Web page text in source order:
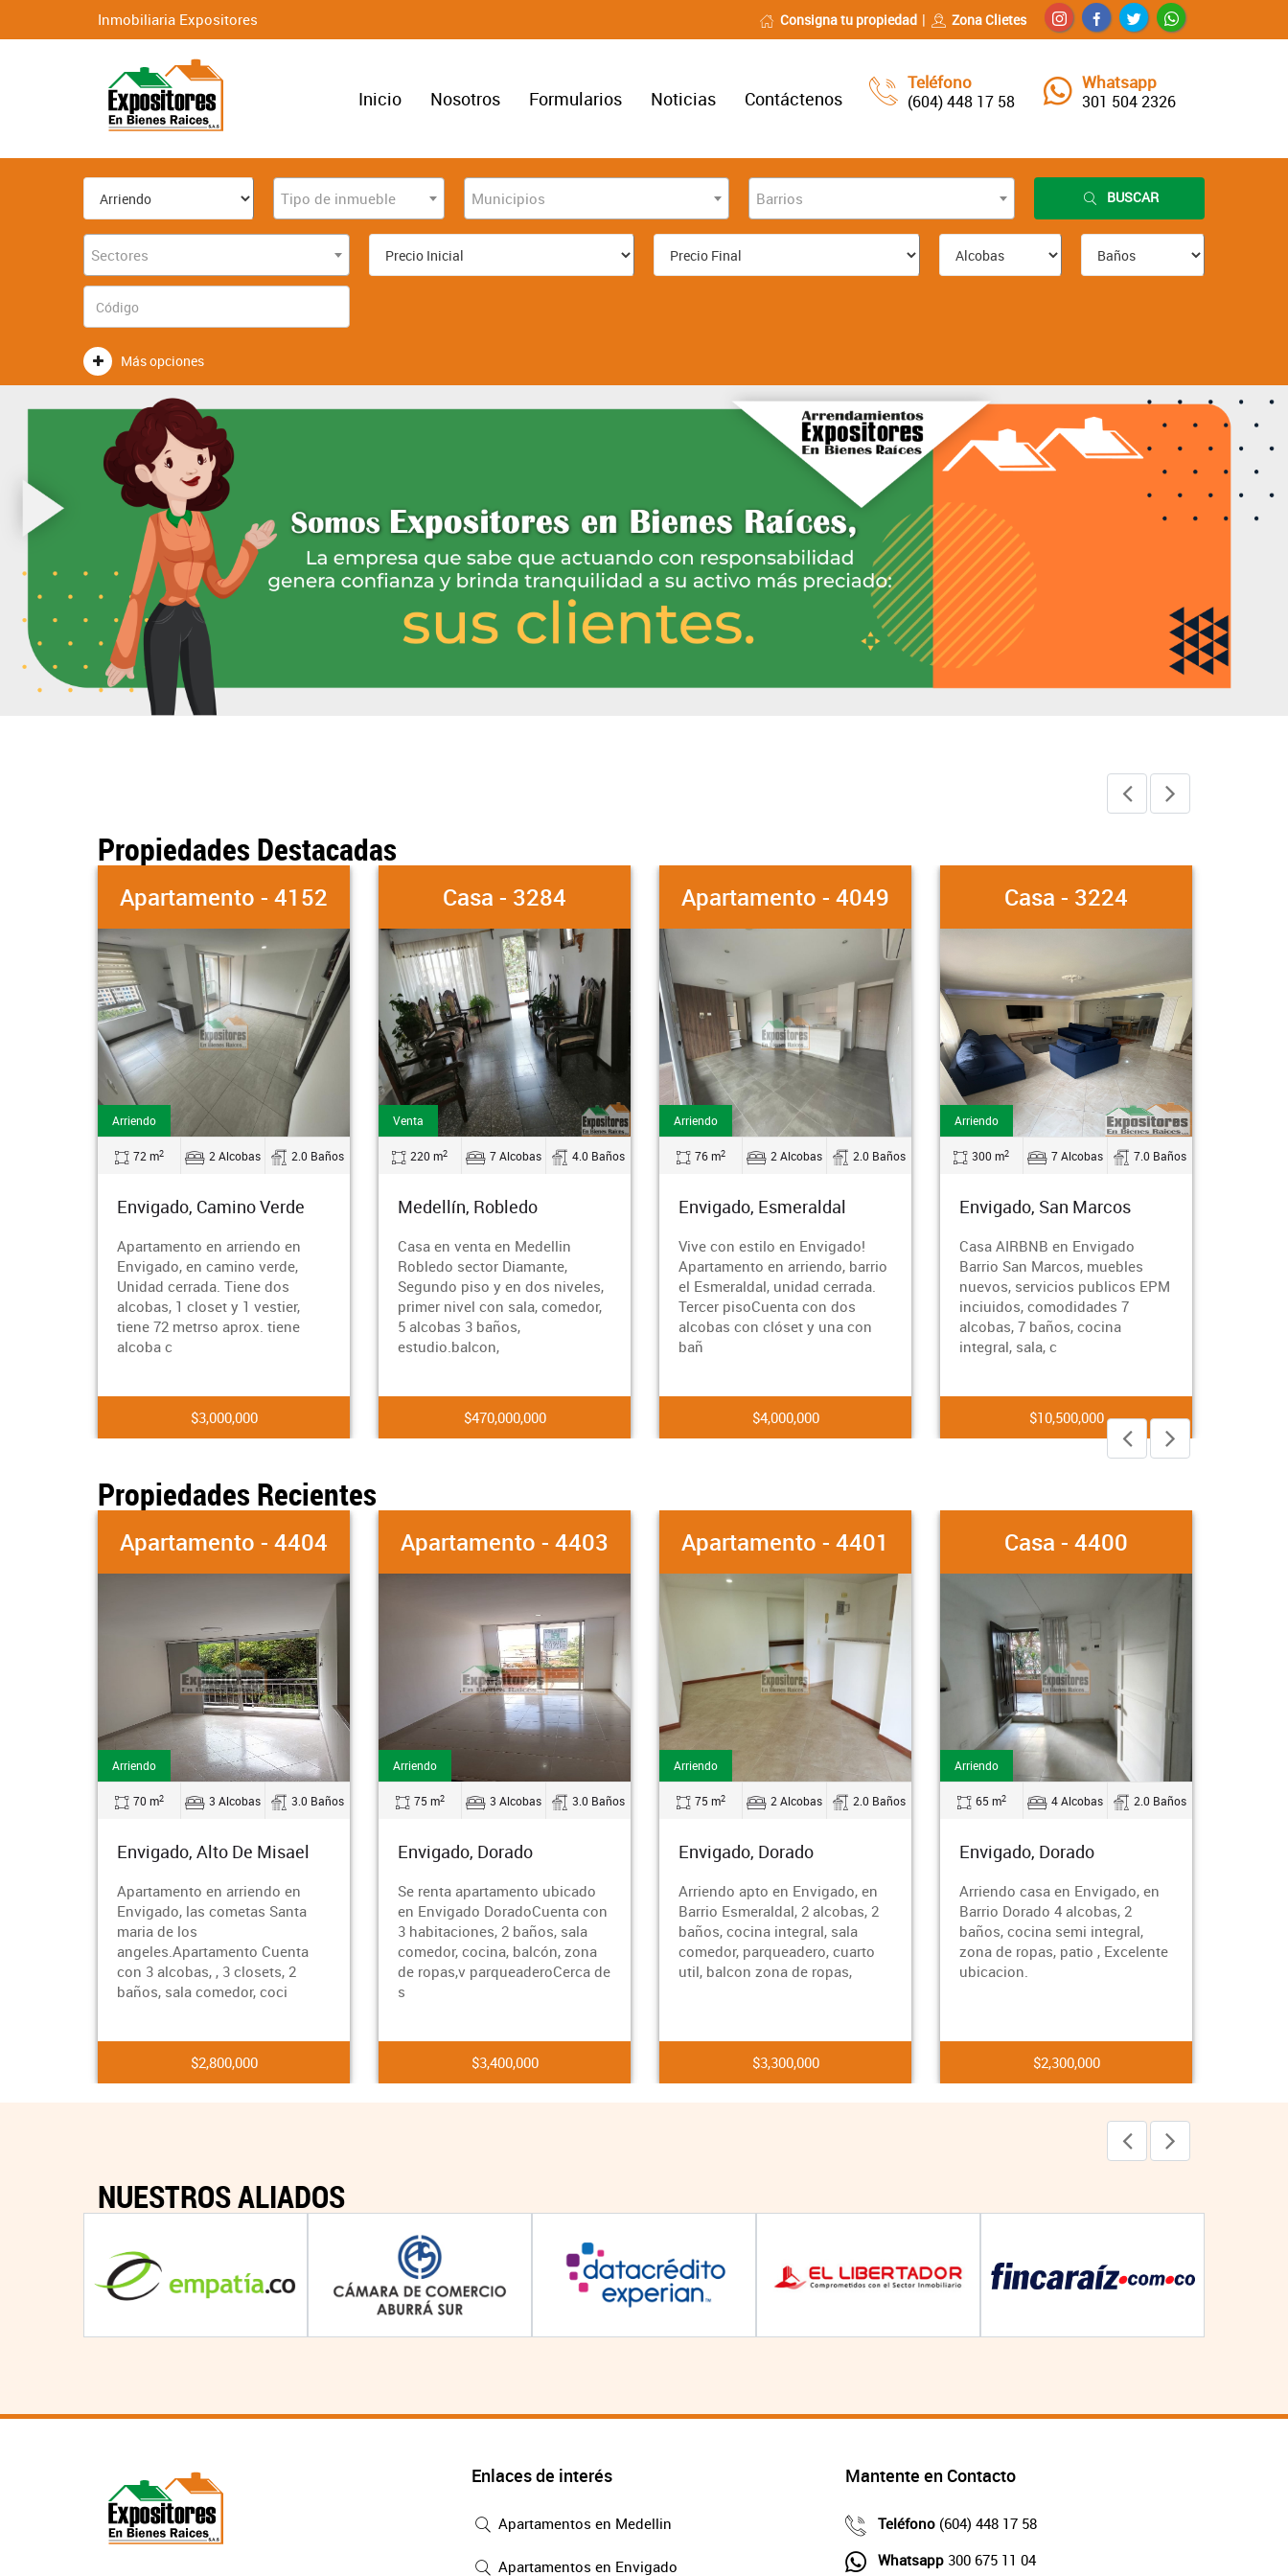
Inmobiliaria Expositores Consigna tu propiedad Zona Clietes
Teléfono
(604) 448 17 58
Whatsapp
301 504 2326
Inicio Nosotros Formularios Noticias Contáctenos
Tipo de inmueble Municipios Barrios BUSCAR
Sectores
Más opciones
Propiedades Destacadas
Apartamento - 4152
2 Alcobas 2.0 Baños
Envigado, Camino Verde
Apartamento en arriendo en
Envigado, en camino verde,
Unidad cerrada. Tiene dos
alcobas, 1 closet y 1 vestier,
tiene 72 metrso aprox. tiene
Casa - 3284
Venta
220 m2 7 Alcobas 4.0 Baños
Medellín, Robledo
Casa en venta en Medellin
Robledo sector Diamante,
Segundo piso y en dos niveles,
primer nivel con sala, comedor,
5 alcobas 3 baños,
Apartamento - 4049
Arriendo
76 m2 2 Alcobas 2.0 Baños
Envigado, Esmeraldal
Vive con estilo en Envigado!
Apartamento en arriendo, barrio
el Esmeraldal, unidad cerrada.
Tercer pisoCuenta con dos
alcobas con clóset y una con
Casa - 3224
Arriendo
300 m2 7 Alcobas 7.0 Baños
Envigado, San Marcos
Casa AIRBNB en Envigado
Barrio San Marcos, muebles
nuevos, servicios publicos EPM
inciuidos, comodidades 7
alcobas, 7 baños, cocina
Arriendo
70 m2
Envigado, barrio Las
parqueadero, 2
Propiedades Recientes
Apartamento - 4404
3 Alcobas 3.0 Baños
Envigado, Alto De Misael
Apartamento en arriendo en
Envigado, las cometas Santa
maria de los
angeles.Apartamento Cuenta
con 3 alcobas, , 3 closets, 2
baños, sala comedor, coci
$2,800,000
Apartamento - 4403
Arriendo
3 Alcobas 3.0 Baños
Envigado, Dorado
Se renta apartamento ubicado
en Envigado DoradoCuenta con
3 habitaciones, 2 baños, sala
comedor, cocina, balcón, zona
de ropas,v parqueaderoCerca de
$3,400,000
Apartamento - 4401
2 Alcobas 2.0 Baños
Envigado, Dorado
Arriendo apto en Envigado, en
Barrio Esmeraldal, 2 alcobas, 2
baños, cocina integral, sala
comedor, parqueadero, cuarto
util, balcon zona de ropas,
$3,300,000
Casa - 4400
Arriendo
4 Alcobas 2.0 Baños
Envigado, Dorado
Arriendo casa en Envigado, en
Barrio Dorado 4 alcobas, 2
baños, cocina semi integral,
zona de ropas, patio , Excelente
ubicacion.
$2,300,000
NUESTROS ALIADOS
Enlaces de interés
Apartamentos en Medellin
Apartamentos en Envigado
Mantente en Contacto
Teléfono (604) 448 17 58
Whatsapp 300 675 11 04